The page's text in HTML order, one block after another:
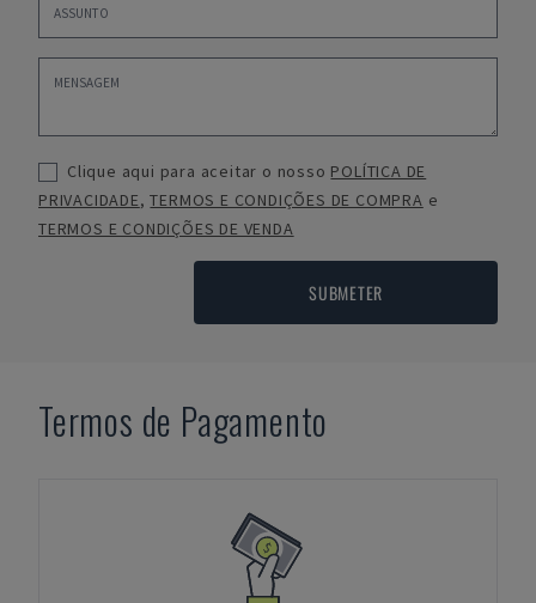
Clique aqui para aceitar o nosso POLÍTICA DE
PRIVACIDADE,TERMOS E CONDIÇÕES DE COMPRA e
TERMOS E CONDIÇÕES DE VENDA
SUBMETER
Termos de Pagamento